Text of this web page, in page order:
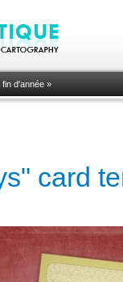
d'année »
card